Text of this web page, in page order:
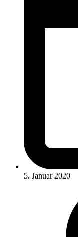
5. Januar 2020